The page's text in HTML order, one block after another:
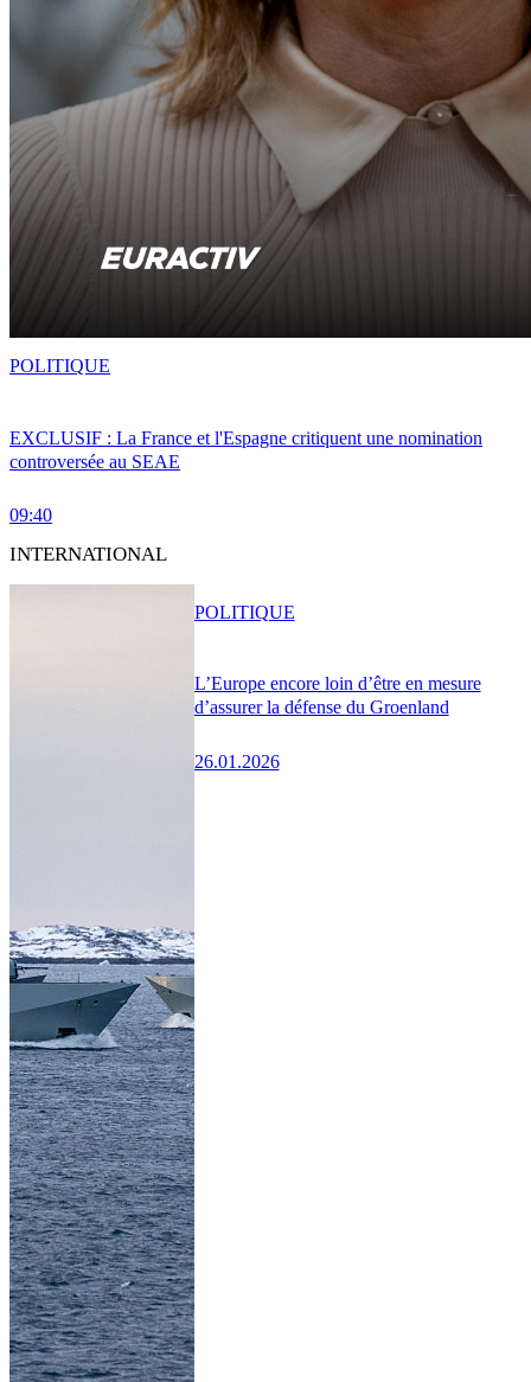
EXCLUSIF : La France et l'Espagne critiquent une nomination
controversée au SEAE
09:40
POLITIQUE
INTERNATIONAL
L’Europe encore loin d’être en mesure
d’assurer la défense du Groenland
26.01.2026
POLITIQUE